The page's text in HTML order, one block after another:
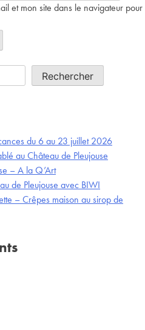
et mon site dans le navigateur pour
Rechercher
du 6 au 23 juillet 2026
au Château de Pleujouse
– A la Q’Art
de Pleujouse avec BIWI
– Crêpes maison au sirop de